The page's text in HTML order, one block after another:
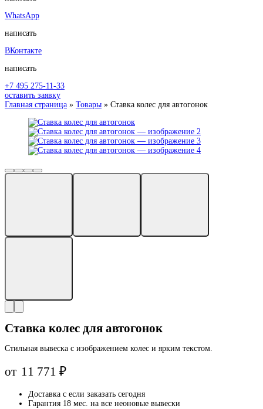
WhatsApp
написать
ВКонтакте
написать
+7 495 275-11-33
оставить заявку
Главная страница » Товары » Ставка колес для автогонок
Ставка колес для автогонок
Стильная вывеска с изображением колес и ярким текстом.
от 11 771₽
Доставка с если заказать сегодня
Гарантия 18 мес. на все неоновые вывески